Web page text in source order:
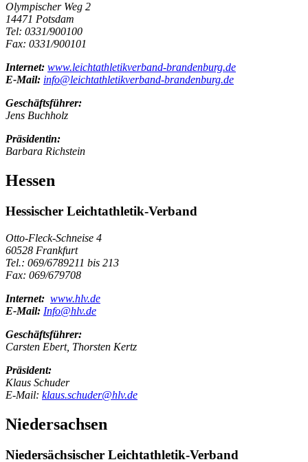
Olympischer Weg 2
14471 Potsdam
Tel: 0331/900100
Fax: 0331/900101
Internet: www.leichtathletikverband-brandenburg.de
E-Mail: info@leichtathletikverband-brandenburg.de
Geschäftsführer:
Jens Buchholz
Präsidentin:
Barbara Richstein
Hessen
Hessischer Leichtathletik-Verband
Otto-Fleck-Schneise 4
60528 Frankfurt
Tel.: 069/6789211 bis 213
Fax: 069/679708
Internet: www.hlv.de
E-Mail: Info@hlv.de
Geschäftsführer:
Carsten Ebert, Thorsten Kertz
Präsident:
Klaus Schuder
E-Mail: klaus.schuder@hlv.de
Niedersachsen
Niedersächsischer Leichtathletik-Verband